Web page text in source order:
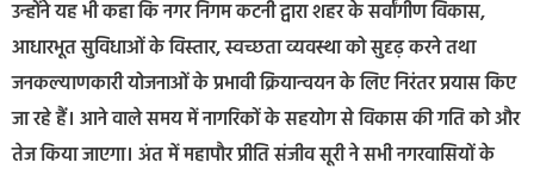
उन्होंने यह भी कहा कि नगर निगम कटनी द्वारा शहर के सर्वांगीण विकास,
आधारभूत सुविधाओं के विस्तार, स्वच्छता व्यवस्था को सुदृढ़ करने तथा
जनकल्याणकारी योजनाओं के प्रभावी क्रियान्वयन के लिए निरंतर प्रयास किए
जा रहे हैं। आने वाले समय में नागरिकों के सहयोग से विकास की गति को और
तेज किया जाएगा। अंत में महापौर प्रीति संजीव सूरी ने सभी नगरवासियों के